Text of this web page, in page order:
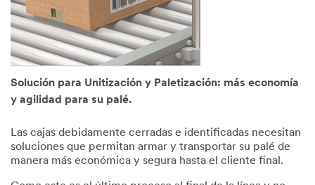
Solución para Unitización y Paletización: más economía
y agilidad para su palé.
Las cajas debidamente cerradas e identificadas necesitan
soluciones que permitan armar y transportar su palé de
manera más económica y segura hasta el cliente final.